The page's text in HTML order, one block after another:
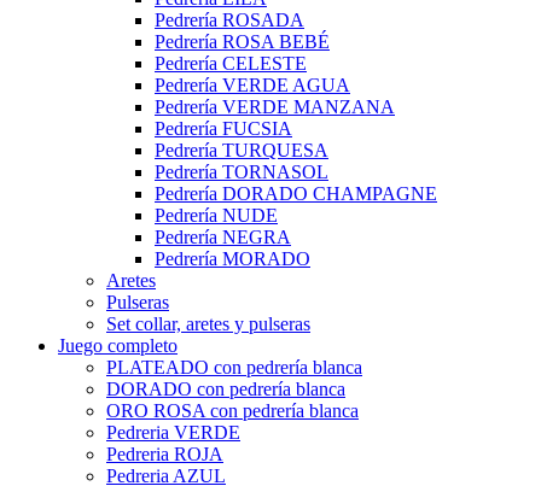
Pedrería ROSADA
Pedrería ROSA BEBÉ
Pedrería CELESTE
Pedrería VERDE AGUA
Pedrería VERDE MANZANA
Pedrería FUCSIA
Pedrería TURQUESA
Pedrería TORNASOL
Pedrería DORADO CHAMPAGNE
Pedrería NUDE
Pedrería NEGRA
Pedrería MORADO
Aretes
Pulseras
Set collar, aretes y pulseras
Juego completo
PLATEADO con pedrería blanca
DORADO con pedrería blanca
ORO ROSA con pedrería blanca
Pedreria VERDE
Pedreria ROJA
Pedreria AZUL